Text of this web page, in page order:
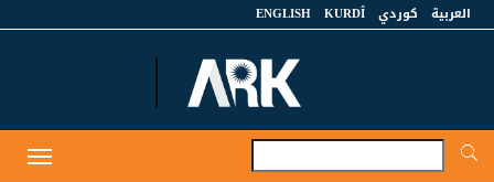
العربية كوردي KURDÎ
ENGLISH
Toggle